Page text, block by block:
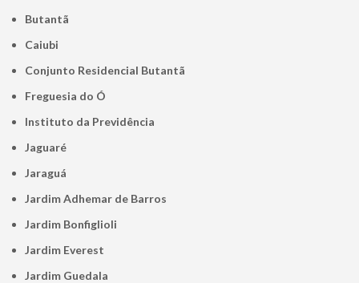
Butantã
Caiubi
Conjunto Residencial Butantã
Freguesia do Ó
Instituto da Previdência
Jaguaré
Jaraguá
Jardim Adhemar de Barros
Jardim Bonfiglioli
Jardim Everest
Jardim Guedala